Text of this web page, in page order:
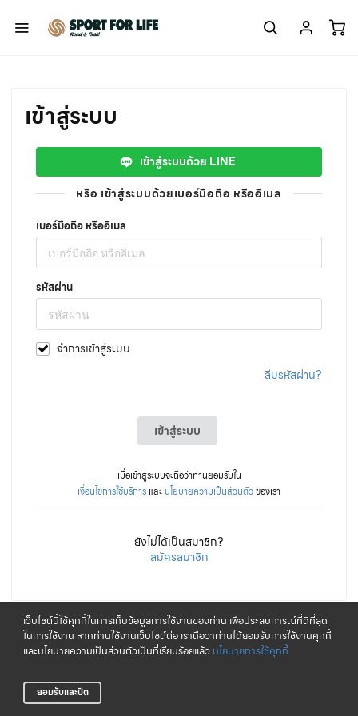
เว็บไซต์นี้ใช้คุกกี้ในการเก็บข้อมูลการใช้งานของท่าน เพื่อประสบการณ์ที่ดีที่สุด
ในการใช้งาน หากท่านใช้งานเว็บไซต์ต่อ เราถือว่าท่านได้ยอมรับการใช้งานคุกกี้
และนโยบายความเป็นส่วนตัวเป็นที่เรียบร้อยแล้ว นโยบายการใช้คุกกี้
ยอมรับและปิด
เข้าสู่ระบบ
เข้าสู่ระบบด้วย LINE
หรือ เข้าสู่ระบบด้วยเบอร์มือถือ หรืออีเมล
เบอร์มือถือ หรืออีเมล
รหัสผ่าน
จำการเข้าสู่ระบบ
ลืมรหัสผ่าน?
เข้าสู่ระบบ
เมื่อเข้าสู่ระบบจะถือว่าท่านยอมรับใน
เงื่อนไขการใช้บริการ และ นโยบายความเป็นส่วนตัวของเรา
ยังไม่ได้เป็นสมาชิก?
สมัครสมาชิก